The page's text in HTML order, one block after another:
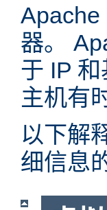
Apache
器。
于 IP
主机有
以下解
细信息